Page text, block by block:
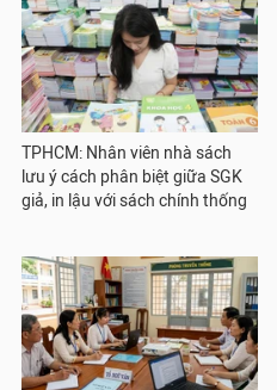
TPHCM: Nhân viên nhà sách
lưu ý cách phân biệt giữa SGK
giả, in lậu với sách chính thống